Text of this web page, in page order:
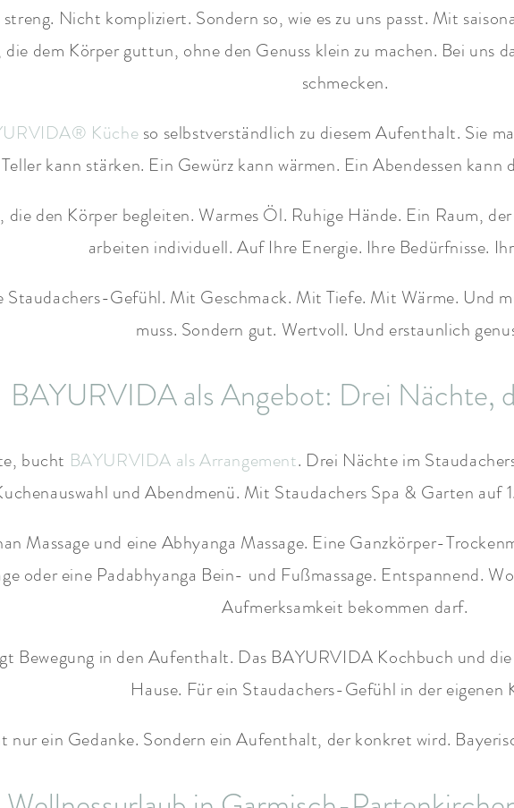
Nicht kompliziert. Sondern so, wie es zu uns passt. Mit
dem Körper guttun, ohne den Genuss klein zu machen. Bei uns
schmecken.
Küche so selbstverständlich zu diesem Aufenthalt. Sie
kann stärken. Ein Gewürz kann wärmen. Ein Abendessen kann
die den Körper begleiten. Warmes Öl. Ruhige Hände. Ein Raum,
arbeiten individuell. Auf Ihre Energie. Ihre Bedürfnisse.
Staudachers-Gefühl. Mit Geschmack. Mit Tiefe. Mit Wärme. Und
muss. Sondern gut. Wertvoll. Und erstaunlich
BAYURVIDA als Angebot: Drei Nächte,
bucht BAYURVIDA als Arrangement. Drei Nächte im
und Abendmenü. Mit Staudachers Spa & Garten
Massage und eine Abhyanga Massage. Eine Ganzkörper-
oder eine Padabhyanga Bein- und Fußmassage. Entspannend.
Aufmerksamkeit bekommen darf.
Bewegung in den Aufenthalt. Das BAYURVIDA Kochbuch und
Hause. Für ein Staudachers-Gefühl in der eigenen
nur ein Gedanke. Sondern ein Aufenthalt, der konkret wird.